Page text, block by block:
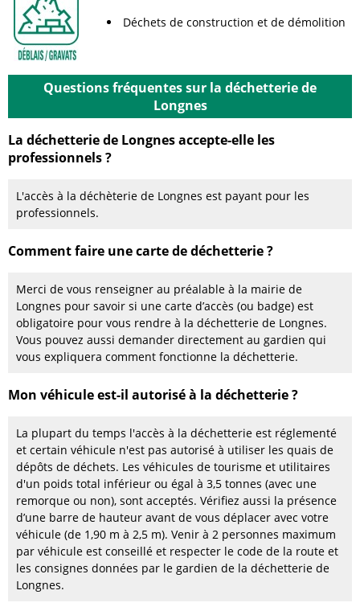
Déchets de construction et de démolition
Questions fréquentes sur la déchetterie de
Longnes
La déchetterie de Longnes accepte-elle les
professionnels ?
L'accès à la déchèterie de Longnes est payant pour les
professionnels.
Comment faire une carte de déchetterie ?
Merci de vous renseigner au préalable à la mairie de
Longnes pour savoir si une carte d’accès (ou badge) est
obligatoire pour vous rendre à la déchetterie de Longnes.
Vous pouvez aussi demander directement au gardien qui
vous expliquera comment fonctionne la déchetterie.
Mon véhicule est-il autorisé à la déchetterie ?
La plupart du temps l'accès à la déchetterie est réglementé
et certain véhicule n'est pas autorisé à utiliser les quais de
dépôts de déchets. Les véhicules de tourisme et utilitaires
d'un poids total inférieur ou égal à 3,5 tonnes (avec une
remorque ou non), sont acceptés. Vérifiez aussi la présence
d’une barre de hauteur avant de vous déplacer avec votre
véhicule (de 1,90 m à 2,5 m). Venir à 2 personnes maximum
par véhicule est conseillé et respecter le code de la route et
les consignes données par le gardien de la déchetterie de
Longnes.